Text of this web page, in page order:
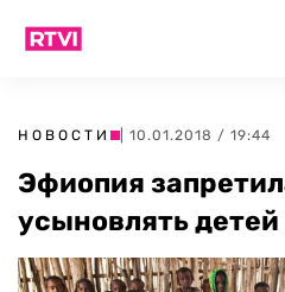
НОВОСТИ | 10.01.2018 / 19:44
Эфиопия
усыновлять детей